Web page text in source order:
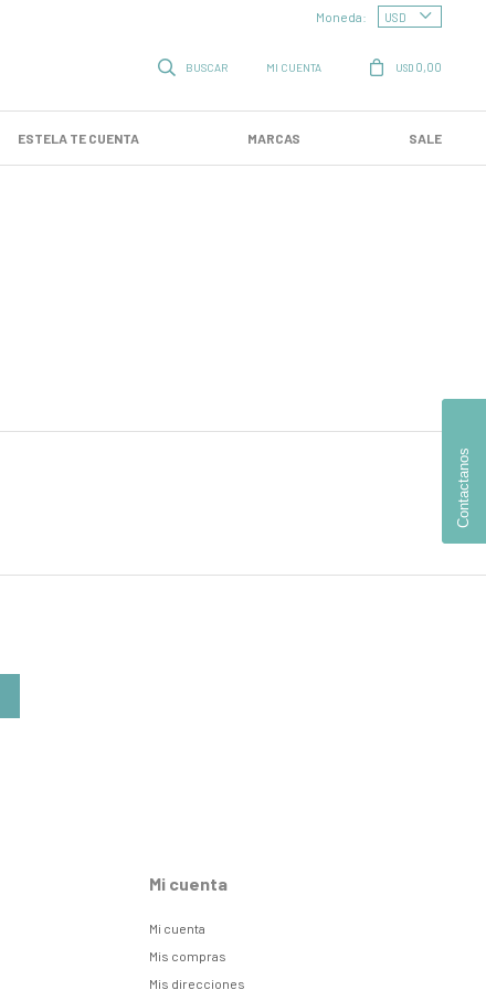
ESTELA TE CUENTA MARCAS SALE
USD 0,00
Moneda:
Mi cuenta
Mi cuenta
Mis compras
Mis direcciones
Contactanos